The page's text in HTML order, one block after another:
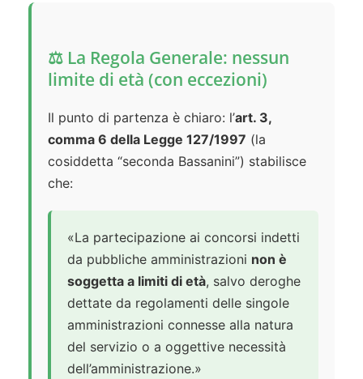
⚖️ La Regola Generale: nessun
limite di età (con eccezioni)
Il punto di partenza è chiaro: l’art. 3,
comma 6 della Legge 127/1997 (la
cosiddetta “seconda Bassanini”) stabilisce
che:
«La partecipazione ai concorsi indetti
da pubbliche amministrazioni non è
soggetta a limiti di età, salvo deroghe
dettate da regolamenti delle singole
amministrazioni connesse alla natura
del servizio o a oggettive necessità
dell’amministrazione.»